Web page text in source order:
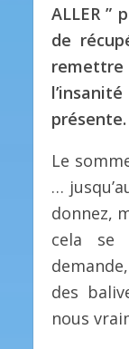
ALLER
de
présente.
Le
…
donnez,
cela se
des
nous